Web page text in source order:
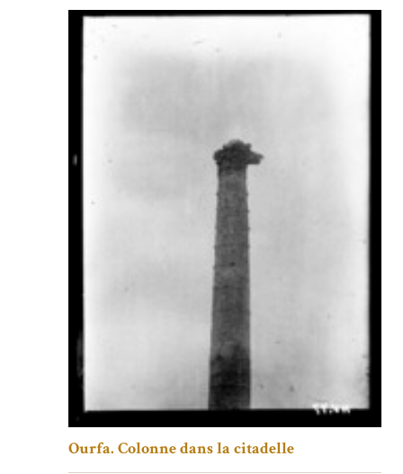
Ourfa. Colonne dans la citadelle